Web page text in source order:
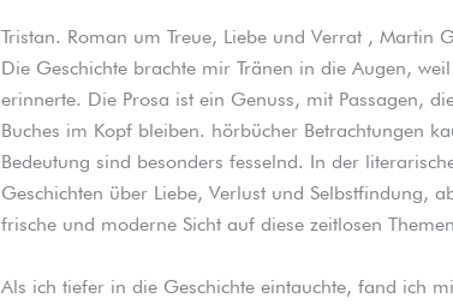
Tristan. Roman um Treue, Liebe und Verrat , Martin
Die Geschichte brachte mir Tränen in die Augen,
erinnerte. Die Prosa ist ein Genuss, mit Passagen,
Buches im Kopf bleiben. hörbücher Betrachtungen
Bedeutung sind besonders fesselnd. In der
Geschichten über Liebe, Verlust und Selbstfindung,
frische und moderne Sicht auf diese zeitlosen
Als ich tiefer in die Geschichte eintauchte, fand ich